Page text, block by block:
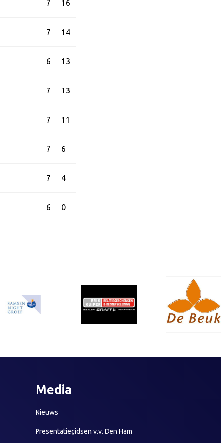
7 16
7 14
6 13
7 13
7 11
7 6
7 4
6 0
Media
Nieuws
Presentatiegidsen v.v. Den Ham